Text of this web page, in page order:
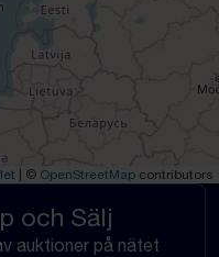
© OpenStreetMap contributors
och Sälj
auktioner på nätet